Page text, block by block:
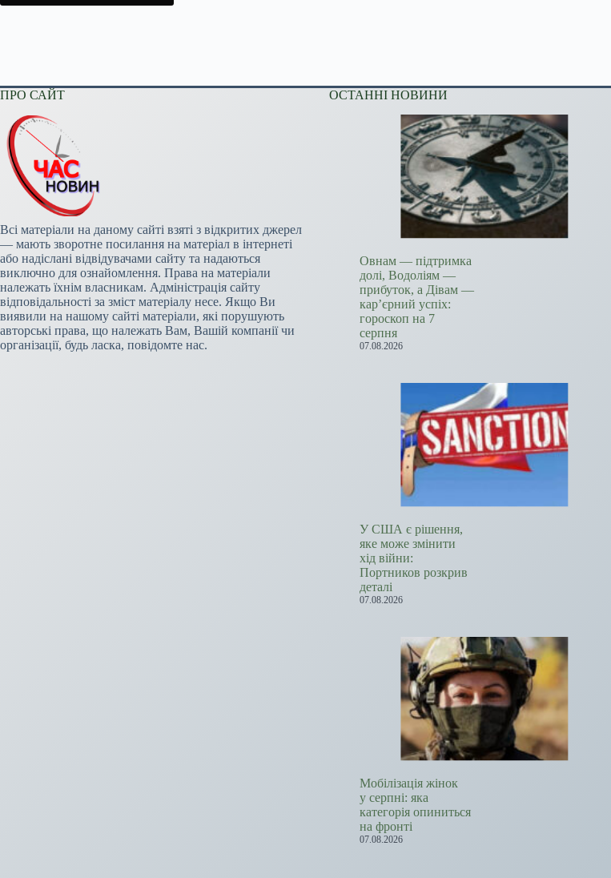
ПРО САЙТ
Всі матеріали на даному сайті взяті з відкритих джерел
— мають зворотне посилання на матеріал в інтернеті
або надіслані відвідувачами сайту та надаються
виключно для ознайомлення. Права на матеріали
належать їхнім власникам. Адміністрація сайту
відповідальності за зміст матеріалу несе. Якщо Ви
виявили на нашому сайті матеріали, які порушують
авторські права, що належать Вам, Вашій компанії чи
організації, будь ласка, повідомте нас.
ОСТАННІ НОВИНИ
Овнам — підтримка
долі, Водоліям —
прибуток, а Дівам —
кар’єрний успіх:
гороскоп на 7
серпня
07.08.2026
У США є рішення,
яке може змінити
хід війни:
Портников розкрив
деталі
07.08.2026
Мобілізація жінок
у серпні: яка
категорія опиниться
на фронті
07.08.2026